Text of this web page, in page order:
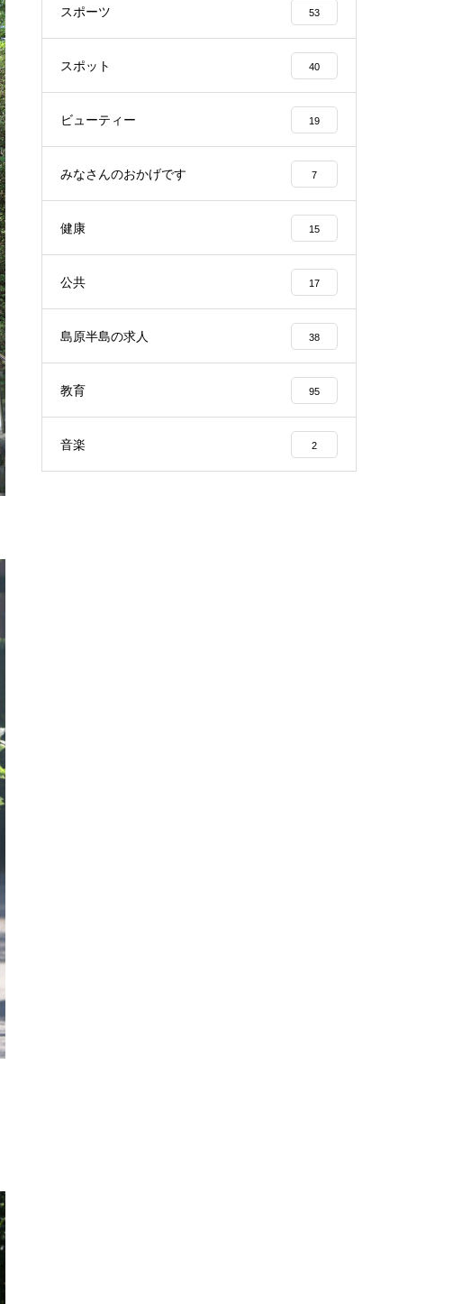
島原半島の小さな商店街特集／
2023バレンタイン＠アビート
バレンタイン2023＠エスポワー
バレンタイン2023 @CAKEHOU
スポーツ 53
スポット 40
ビューティー 19
みなさんのおかげです 7
健康 15
公共 17
島原半島の求人 38
教育 95
音楽 2